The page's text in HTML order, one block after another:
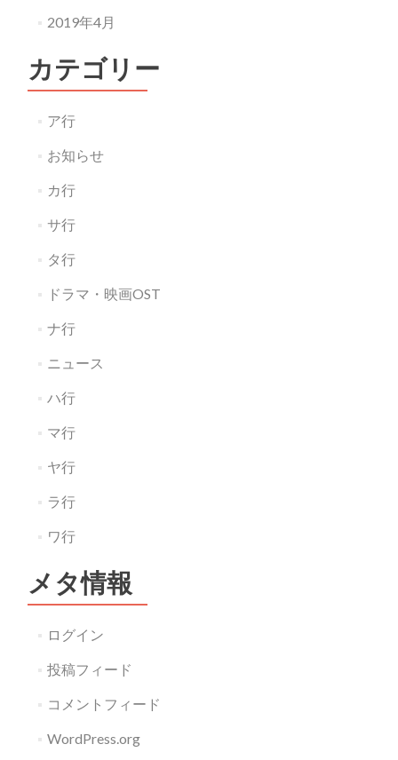
2019年4月
カテゴリー
ア行
お知らせ
カ行
サ行
タ行
ドラマ・映画OST
ナ行
ニュース
ハ行
マ行
ヤ行
ラ行
ワ行
メタ情報
ログイン
投稿フィード
コメントフィード
WordPress.org